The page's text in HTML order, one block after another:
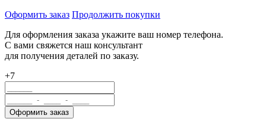
Оформить заказ Продолжить покупки
Для оформления заказа укажите ваш номер телефона.
С вами свяжется наш консультант
для получения деталей по заказу.
+7